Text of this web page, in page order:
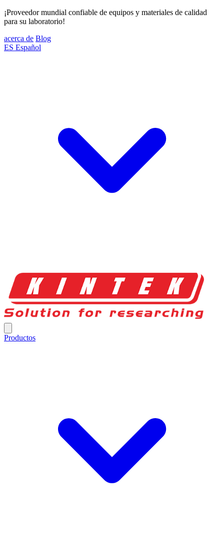
¡Proveedor mundial confiable de equipos y materiales de calidad
para su laboratorio!
acerca de Blog
ES Español
Productos